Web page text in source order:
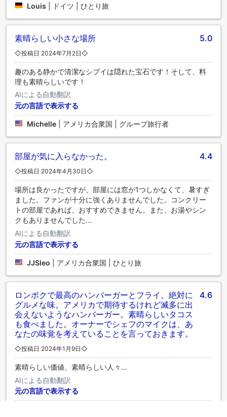
Louis ドイツ | ひとり旅
素晴らしい小さな場所 5.0
◇投稿日 2024年7月2日◇
趣のある静かで清潔なシブイは隠れた宝石です！そして、料
理も素晴らしいです！
AIによる自動翻訳
元の言語で表示する
Michelle アメリカ合衆国 | グループ旅行者
部屋が気に入らなかった。 4.4
◇投稿日 2024年4月30日◇
場所は良かったですが、部屋には窓が1つしかなくて、暑すぎ
ました。ファンが十分に強くありませんでした。コンクリー
トの部屋であれば、おすすめできません。また、お湯やシン
クもありませんでした...
AIによる自動翻訳
元の言語で表示する
JJSleo アメリカ合衆国 | ひとり旅
ロンボクで最高のハンバーガーとフライ。絶対に
グルメな味。アメリカで期待するけれど滅多に出
会えないようなハンバーガー。素晴らしいタコス
も食べました。オーナーでシェフのマイクは、あ
なたの味覚を考えていることを言っておきます。
4.6
◇投稿日 2024年1月9日◇
素晴らしい価値、素晴らしい人々...
AIによる自動翻訳
元の言語で表示する